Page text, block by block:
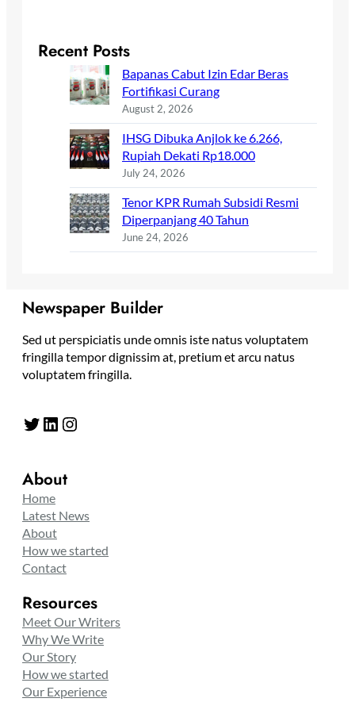
Recent Posts
Bapanas Cabut Izin Edar Beras
Fortifikasi Curang
August 2, 2026
IHSG Dibuka Anjlok ke 6.266,
Rupiah Dekati Rp18.000
July 24, 2026
Tenor KPR Rumah Subsidi Resmi
Diperpanjang 40 Tahun
June 24, 2026
Newspaper Builder
Sed ut perspiciatis unde omnis iste natus voluptatem
fringilla tempor dignissim at, pretium et arcu natus
voluptatem fringilla.
Twitter LinkedIn Instagram
About
Home
Latest News
About
How we started
Contact
Resources
Meet Our Writers
Why We Write
Our Story
How we started
Our Experience